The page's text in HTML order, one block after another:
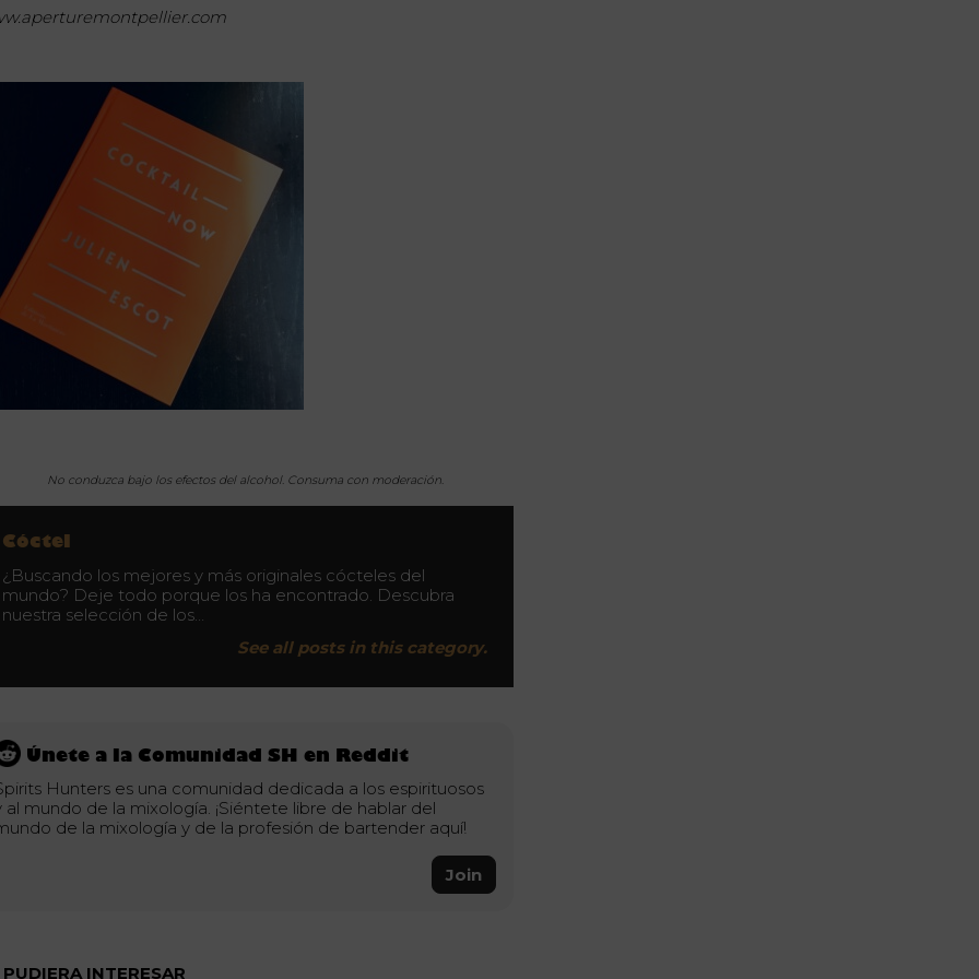
No conduzca bajo los efectos del alcohol. Consuma con moderación.
Cóctel
¿Buscando los mejores y más originales cócteles del
mundo? Deje todo porque los ha encontrado. Descubra
nuestra selección de los…
See all posts in this category.
Únete a la Comunidad SH en Reddit
Hunters es una comunidad dedicada a los espirituosos
al mundo de la mixología. ¡Siéntete libre de hablar del
de la mixología y de la profesión de bartender aquí!
Join
INTERESAR